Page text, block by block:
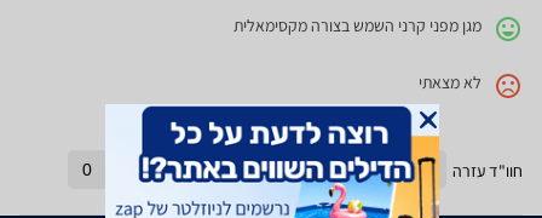
מגן מפני קרני השמש בצורה מקסימאלית
לא מצאתי
חוו"ד עזרה 0 חוו"ד לא עזרה 0